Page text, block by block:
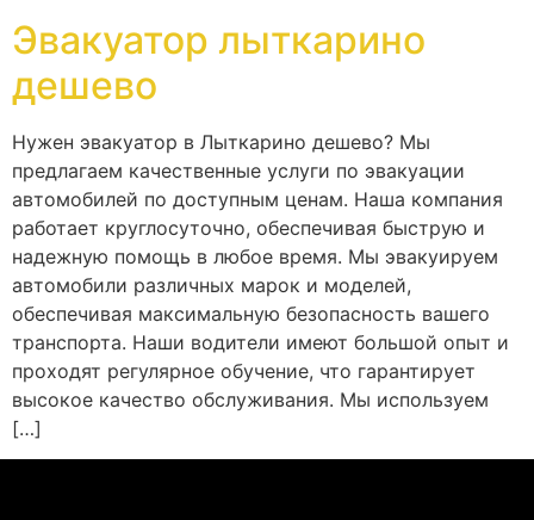
Эвакуатор лыткарино
дешево
Нужен эвакуатор в Лыткарино дешево? Мы
предлагаем качественные услуги по эвакуации
автомобилей по доступным ценам. Наша компания
работает круглосуточно, обеспечивая быструю и
надежную помощь в любое время. Мы эвакуируем
автомобили различных марок и моделей,
обеспечивая максимальную безопасность вашего
транспорта. Наши водители имеют большой опыт и
проходят регулярное обучение, что гарантирует
высокое качество обслуживания. Мы используем
[…]